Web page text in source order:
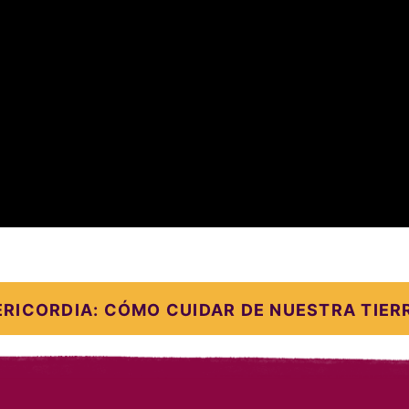
CÓMO CUIDAR DE NUESTRA